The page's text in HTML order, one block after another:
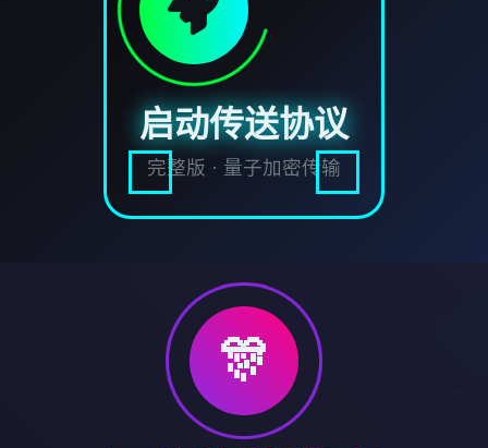
启动传送协议
完整版 · 量子加密传输
🎊